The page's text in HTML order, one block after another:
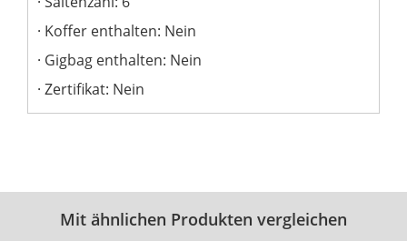
Koffer enthalten: Nein
Gigbag enthalten: Nein
Zertifikat: Nein
Mit ähnlichen Produkten vergleichen